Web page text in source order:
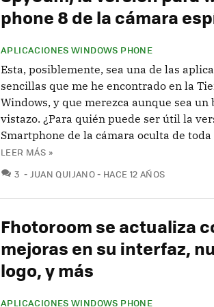
phone 8 de la cámara
APLICACIONES WINDOWS PHONE
Esta, posiblemente, sea una de las
sencillas que me he encontrado en la
Windows, y que merezca aunque sea un
vistazo. ¿Para quién puede ser útil la
Smartphone de la cámara oculta de toda
LEER MÁS »
3 COMENTARIOS
JUAN QUIJANO HACE 12 AÑOS
Fhotoroom se actualiza
mejoras en su interfaz,
logo, y más
APLICACIONES WINDOWS PHONE